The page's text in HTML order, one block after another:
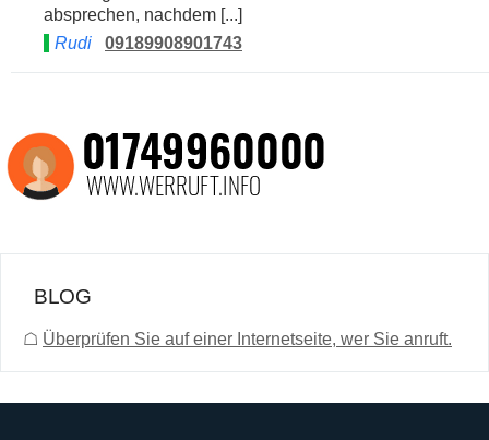
absprechen, nachdem [...]
Rudi
09189908901743
BLOG
☖ Überprüfen Sie auf einer Internetseite, wer Sie anruft.